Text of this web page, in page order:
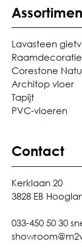
Lavasteen
Raamdecoratie
Corestone
Architop vloer
Tapijt
PVC-vloeren
Contact
Kerklaan 20
3828 EB
033-450 50 30